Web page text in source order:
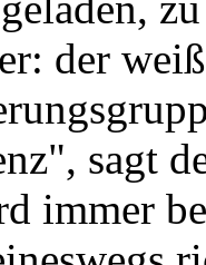
der
sagt
immer